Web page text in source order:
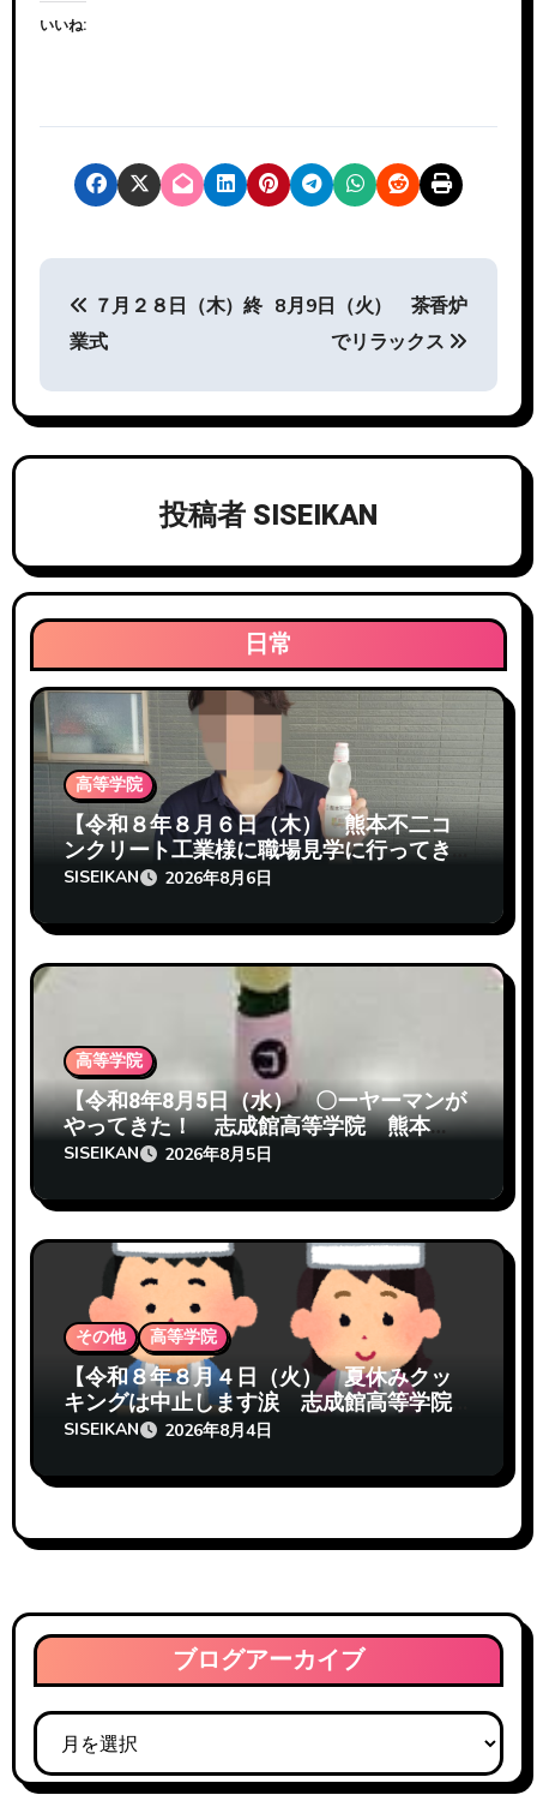
いいね:
投
稿
ナ
ビ
ゲ
シ
ョ
ン
７月２８日（木）終
業式
8月9日（火） 茶香炉
でリラックス
投稿者 SISEIKAN
日常
高等学院
【令和８年８月６日（木） 熊本不二コ
ンクリート工業様に職場見学に行ってき
たぞ 志成館高等学院熊本校】
SISEIKAN 2026年8月6日
高等学院
【令和8年8月5日（水） 〇ーヤーマンが
やってきた！ 志成館高等学院 熊本
校】
SISEIKAN 2026年8月5日
その他 高等学院
【令和８年８月４日（火） 夏休みクッ
キングは中止します涙 志成館高等学院
熊本校】
SISEIKAN 2026年8月4日
ブログアーカイブ
ブ
ロ
グ